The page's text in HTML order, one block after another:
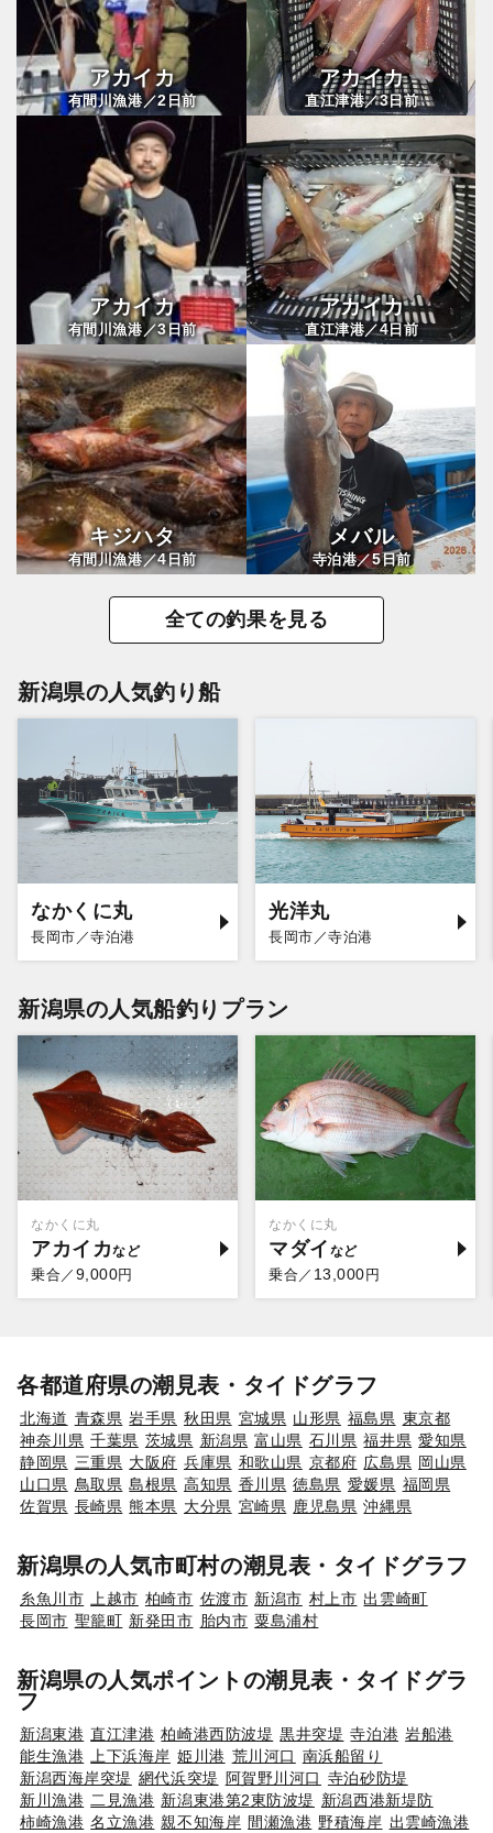
アカイカ
有間川漁港／2 日前
アカイカ
直江津港／3日前
アカイカ
有間川漁港／3日前
アカイカ
直江津港／4 日前
キジハタ
有間川漁港／4日前
メバル
寺泊港／5日前
全ての釣果を見る
新潟県の人気釣り船
なかくに丸
長岡市／寺泊港
光洋丸
長岡市／寺泊港
新潟県の人気船釣りプラン
なかくに丸
アカイカ
乗合／ 9,000円
なかくに丸
マダイ
乗合／ 13,000円
各都道府県の潮見表・タイドグラフ
北海道 青森県 岩手県 秋田県 宮城県 山形県 福島県 東京都
神奈川県 千葉県 茨城県 新潟県 富山県 石川県 福井県 愛知県
静岡県 三重県 大阪府 兵庫県 和歌山県 京都府 広島県 岡山県
山口県 鳥取県 島根県 高知県 香川県 徳島県 愛媛県 福岡県
佐賀県 長崎県 熊本県 大分県 宮崎県 鹿児島県 沖縄県
新潟県の人気市町村の潮見表・タイドグラフ
糸魚川市 上越市 柏崎市 佐渡市 新潟市 村上市 出雲崎町
長岡市 聖籠町 新発田市 胎内市 粟島浦村
新潟県の人気ポイントの潮見表・タイドグラ
フ
新潟東港 直江津港 柏崎港西防波堤 黒井突堤 寺泊港 岩船港
能生漁港
上下浜海岸 姫川港 荒川河口 南浜船留り
新潟西海岸突堤 網代浜突堤 阿賀野川河口 寺泊砂防堤
新川漁港 二見漁港 新潟東港第2東防波堤 新潟西港新堤防
柿崎漁港 名立漁港 親不知海岸 間瀬漁港 野積海岸 出雲崎漁港